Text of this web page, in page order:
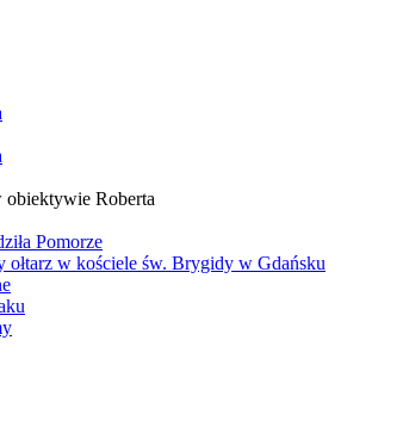
Roberta
Pomorze
w kościele św. Brygidy w Gdańsku